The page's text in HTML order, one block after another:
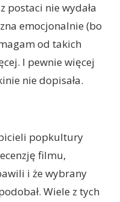
postaci nie wydała
emocjonalnie (bo
od takich
I pewnie więcej
nie dopisała.
popkultury
filmu,
i że wybrany
Wiele z tych